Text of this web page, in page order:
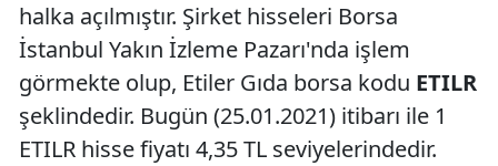
halka açılmıştır. Şirket hisseleri Borsa
İstanbul Yakın İzleme Pazarı'nda işlem
görmekte olup, Etiler Gıda borsa kodu ETILR
şeklindedir. Bugün (25.01.2021) itibarı ile 1
ETILR hisse fiyatı 4,35 TL seviyelerindedir.